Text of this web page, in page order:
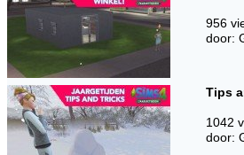
956
door:
Tips
1042
door: